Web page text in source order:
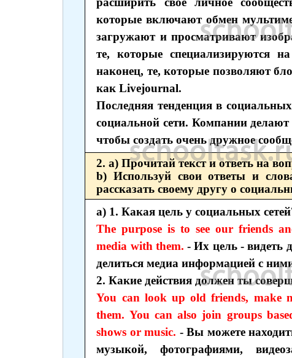
которые включают обмен
загружают и просматривают
те, которые специализируются
наконец, те, которые позволяют
как Livejournal.
Последняя тенденция в
социальной сети. Компании
чтобы создать очень дружное
2. а) Прочитай текст и ответь на
b) Используй свои ответы и
рассказать своему другу о
а) 1. Какая цель у социальных
The purpose is to see our friends
media with them. - Их цель - видеть
делиться медиа информацией с
2. Какие действия должен ты
You can look up old friends, make
them. You can also join groups
shows or music. - Вы можете
музыкой, фотографиями,